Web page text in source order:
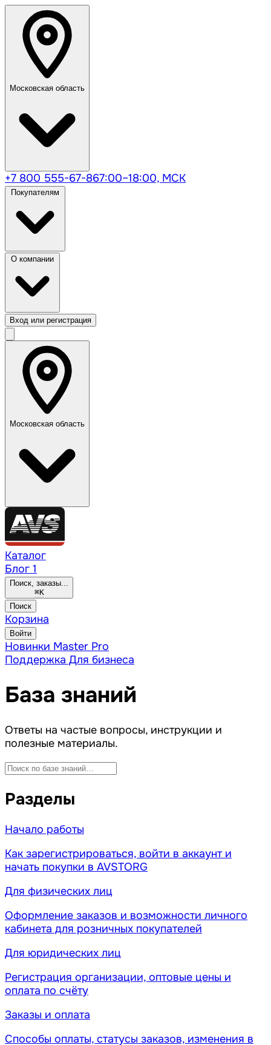
Московская область
+7 800 555-67-867:00–18:00, МСК
Вход или регистрация
Московская область
Каталог
Блог 1
Поиск, заказы...
⌘K
Поиск
Корзина
Войти
Новинки Master Pro
Поддержка Для бизнеса
База знаний
Ответы на частые вопросы, инструкции и
полезные материалы.
Разделы
Начало работы
Как зарегистрироваться, войти в аккаунт и
начать покупки в AVSTORG
Для физических лиц
Оформление заказов и возможности личного
кабинета для розничных покупателей
Для юридических лиц
Регистрация организации, оптовые цены и
оплата по счёту
Заказы и оплата
Способы оплаты, статусы заказов, изменения в